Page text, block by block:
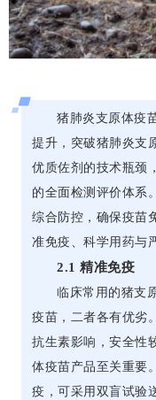
猪肺炎支原体疫
提升，突破猪肺炎支
优质佐剂的技术瓶颈
的全面检测评价体系
综合防控，确保疫苗
准免疫、科学用药与
2.1 精准免疫
临床常用的猪支
疫苗，二者各有优劣
抗生素影响，安全性
体疫苗产品至关重要
疫，可采用双盲试验